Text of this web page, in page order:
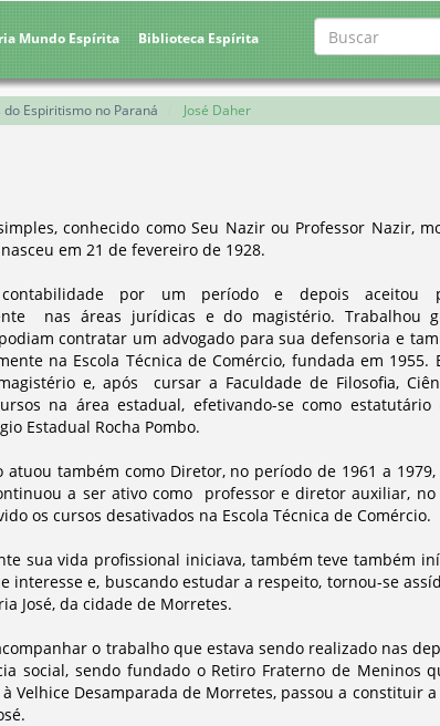
Mundo Espírita Biblioteca Espírita
do Espiritismo no Paraná José Daher
conhecido como Seu Nazir ou Professor Nazir,
em 21 de fevereiro de 1928.
por um período e depois aceitou
nas áreas jurídicas e do magistério. Trabalhou
contratar um advogado para sua defensoria e
na Escola Técnica de Comércio, fundada em 1955.
e, após cursar a Faculdade de Filosofia,
na área estadual, efetivando-se como
Estadual Rocha Pombo.
atuou também como Diretor, no período de 1961 a
a ser ativo como professor e diretor auxiliar, no
os cursos desativados na Escola Técnica de Comércio.
sua vida profissional iniciava, também teve também
interesse e, buscando estudar a respeito, tornou-se
José, da cidade de Morretes.
o trabalho que estava sendo realizado nas
social, sendo fundado o Retiro Fraterno de Meninos
Velhice Desamparada de Morretes, passou a constituir